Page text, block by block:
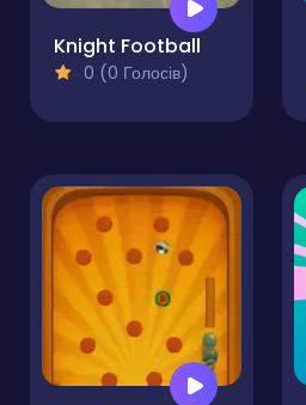
Knight Football
0 (0 Голосів)